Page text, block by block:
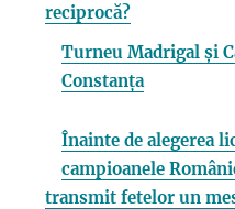
reciprocă?
Turneu Madrigal și
Constanța
Înainte de alegerea
campioanele
transmit fetelor un